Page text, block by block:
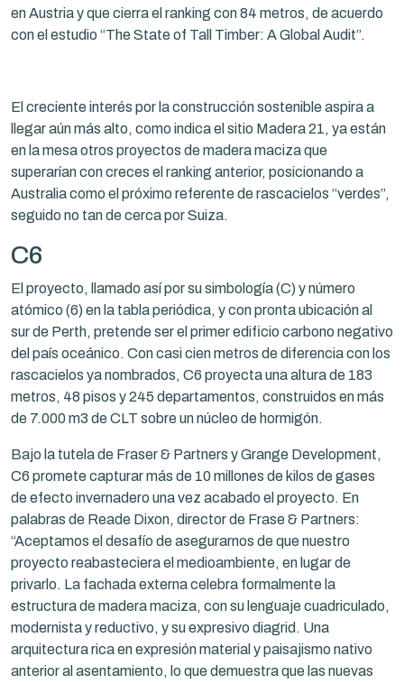
en Austria y que cierra el ranking con 84 metros, de acuerdo
con el estudio “The State of Tall Timber: A Global Audit”.
El creciente interés por la construcción sostenible aspira a
llegar aún más alto, como indica el sitio Madera 21, ya están
en la mesa otros proyectos de madera maciza que
superarían con creces el ranking anterior, posicionando a
Australia como el próximo referente de rascacielos “verdes”,
seguido no tan de cerca por Suiza.
C6
El proyecto, llamado así por su simbología (C) y número
atómico (6) en la tabla periódica, y con pronta ubicación al
sur de Perth, pretende ser el primer edificio carbono negativo
del país oceánico. Con casi cien metros de diferencia con los
rascacielos ya nombrados, C6 proyecta una altura de 183
metros, 48 pisos y 245 departamentos, construidos en más
de 7.000 m3 de CLT sobre un núcleo de hormigón.
Bajo la tutela de Fraser & Partners y Grange Development,
C6 promete capturar más de 10 millones de kilos de gases
de efecto invernadero una vez acabado el proyecto. En
palabras de Reade Dixon, director de Frase & Partners:
“Aceptamos el desafío de asegurarnos de que nuestro
proyecto reabasteciera el medioambiente, en lugar de
privarlo. La fachada externa celebra formalmente la
estructura de madera maciza, con su lenguaje cuadriculado,
modernista y reductivo, y su expresivo diagrid. Una
arquitectura rica en expresión material y paisajismo nativo
anterior al asentamiento, lo que demuestra que las nuevas